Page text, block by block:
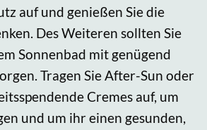
auf und genießen Sie die
Des Weiteren sollten Sie
Sonnenbad mit genügend
Tragen Sie After-Sun oder
Cremes auf, um
und um ihr einen gesunden,